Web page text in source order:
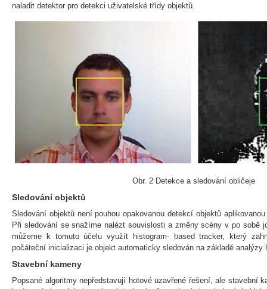
naladit detektor pro detekci uživatelské třídy objektů.
Obr. 2 Detekce a sledování obličeje
Sledování objektů
Sledování objektů není pouhou opakovanou detekcí objektů
Při sledování se snažíme nalézt souvislosti a změny scény v po sobě
můžeme k tomuto účelu využít histogram- based tracker, který
počáteční inicializaci je objekt automaticky sledován na základě analýzy
Stavební kameny
Popsané algoritmy nepředstavují hotové uzavřené řešení, ale stavební